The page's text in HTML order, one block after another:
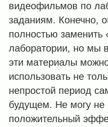
видеофильмов по
заданиям. Конечно,
полностью заменить
лаборатории, но мы
эти материалы
использовать не
непростой период
будущем. Не могу не
положительный